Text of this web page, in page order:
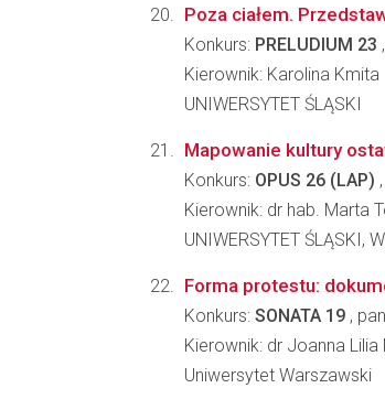
Poza ciałem.
Konkurs: PRELUDIUM 23
Kierownik: Karolina Kmita
UNIWERSYTET ŚLĄSKI
Mapowanie kultury
Konkurs: OPUS 26 (LAP)
Kierownik: dr hab. Marta
UNIWERSYTET ŚLĄSKI,
Forma protestu:
Konkurs: SONATA 19 ,
Kierownik: dr Joanna
Uniwersytet Warszawski